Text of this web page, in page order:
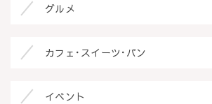
グルメ
カフェ･スイーツ･パン
イベント